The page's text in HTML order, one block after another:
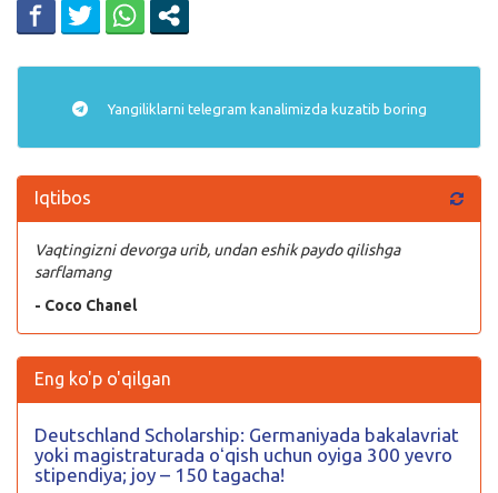
Yangiliklarni telegram kanalimizda kuzatib boring
Iqtibos
Vaqtingizni devorga urib, undan eshik paydo qilishga
sarflamang
- Coco Chanel
Eng ko'p o'qilgan
Deutschland Scholarship: Germaniyada bakalavriat
yoki magistraturada oʻqish uchun oyiga 300 yevro
stipendiya; joy – 150 tagacha!